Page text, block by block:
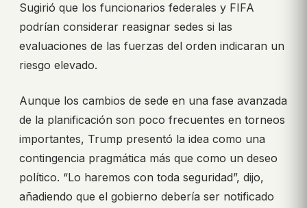
Sugirió que los funcionarios federales y FIFA
podrían considerar reasignar sedes si las
evaluaciones de las fuerzas del orden indicaran un
riesgo elevado.
Aunque los cambios de sede en una fase avanzada
de la planificación son poco frecuentes en torneos
importantes, Trump presentó la idea como una
contingencia pragmática más que como un deseo
político. “Lo haremos con toda seguridad”, dijo,
añadiendo que el gobierno debería ser notificado